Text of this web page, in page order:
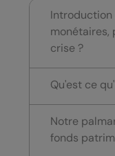
Introduction
monétaires,
crise ?
Qu'est ce
Notre
fonds